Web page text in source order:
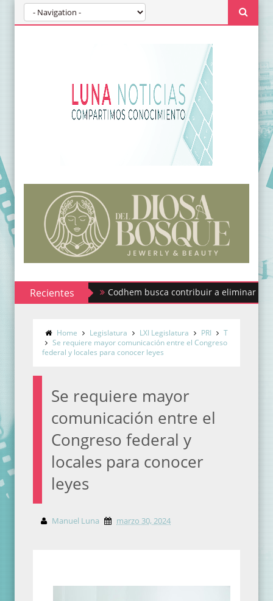
RecientesCodhem busca contribuir a eliminar los
Home Legislatura LXI Legislatura PRI
T
Se requiere mayor comunicación entre el Congreso
federal y locales para conocer leyes
Se requiere mayor
comunicación entre el
Congreso federal y
locales para conocer
leyes
Manuel Luna marzo 30, 2024